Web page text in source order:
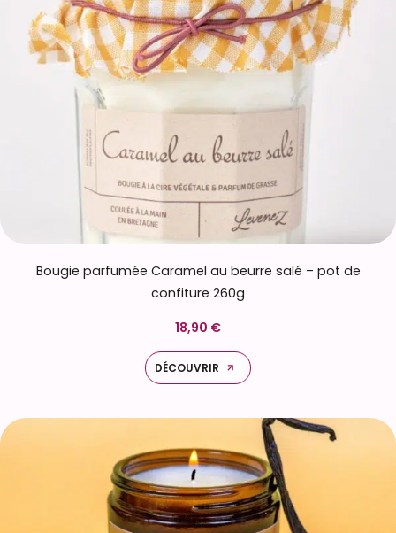
Bougie parfumée Caramel au beurre salé – pot de
confiture 260g
18,90 €
DÉCOUVRIR